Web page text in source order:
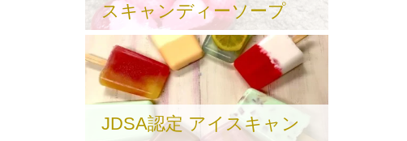
スキャンディーソープ
JDSA認定 アイスキャン